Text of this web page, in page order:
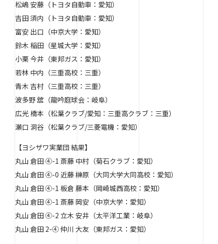
松嶋 安藤（トヨタ自動車：愛知）
吉田 須内（トヨタ自動車：愛知）
富安 出口（中京大学：愛知）
鈴木 稲田（星城大学：愛知）
小栗 今井（東邦ガス：愛知）
若林 中内（三重高校：三重）
青木 吉村（三重高校：三重）
波多野 舘（龍吟庭球会：岐阜）
広光 橋本（松葉クラブ/愛知：三重高クラブ：三重）
瀬口 洞谷（松葉クラブ/三菱電機：愛知）
【ヨシザワ実業団 結果】
丸山 倉田 ④-1 斎藤 中村（菊石クラブ：愛知）
丸山 倉田 ④-0 近藤 榊原（大同大学大同高校：愛知）
丸山 倉田 ④-1 板倉 藤本（岡崎城西高校：愛知）
丸山 倉田 ④-1 斎藤 岡安（中京大学：愛知）
丸山 倉田 ④-2 立木 安井（太平洋工業：岐阜）
丸山 倉田 2-④ 仲川 大友（東邦ガス：愛知）